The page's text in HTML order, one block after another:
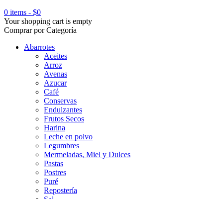
0 items - $0
Your shopping cart is empty
Comprar por Categoría
Abarrotes
Aceites
Arroz
Avenas
Azucar
Café
Conservas
Endulzantes
Frutos Secos
Harina
Leche en polvo
Legumbres
Mermeladas, Miel y Dulces
Pastas
Postres
Puré
Repostería